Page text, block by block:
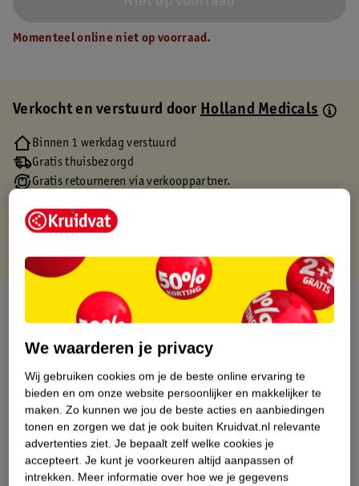
Momenteel online niet op voorraad.
Verkocht en verstuurd doorHolland Medicals
Binnen 1 werkdag verstuurd
Gratis thuisbezorgd
Gratis retourneren via verkooppartner.
Over dit product
Productinformatie
Etiketinformatie
Nature Impact Score
Dit product heeft (nog) geen Nature
Impact Score.
We waarderen je privacy
Wij gebruiken cookies om je de beste online ervaring te
bieden en om onze website persoonlijker en makkelijker te
maken. Zo kunnen we jou de beste acties en aanbiedingen
tonen en zorgen we dat je ook buiten Kruidvat.nl relevante
advertenties ziet. Je bepaalt zelf welke cookies je
accepteert. Je kunt je voorkeuren altijd aanpassen of
intrekken. Meer informatie over hoe we je gegevens